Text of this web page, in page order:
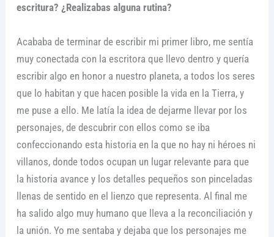
escritura? ¿Realizabas alguna rutina?
Acababa de terminar de escribir mi primer libro, me sentía
muy conectada con la escritora que llevo dentro y quería
escribir algo en honor a nuestro planeta, a todos los seres
que lo habitan y que hacen posible la vida en la Tierra, y
me puse a ello. Me latía la idea de dejarme llevar por los
personajes, de descubrir con ellos como se iba
confeccionando esta historia en la que no hay ni héroes ni
villanos, donde todos ocupan un lugar relevante para que
la historia avance y los detalles pequeños son pinceladas
llenas de sentido en el lienzo que representa. Al final me
ha salido algo muy humano que lleva a la reconciliación y
la unión. Yo me sentaba y dejaba que los personajes me